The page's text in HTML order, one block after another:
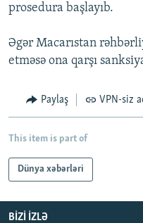
XƏBƏR BÜLLETENLƏRIMIZ
prosedura başlayıb.
Əgər Macarıstan
etməsə ona qarşı
Paylaş VPN-siz
This item is part of
Dünya xəbərləri
BIZI IZLƏ